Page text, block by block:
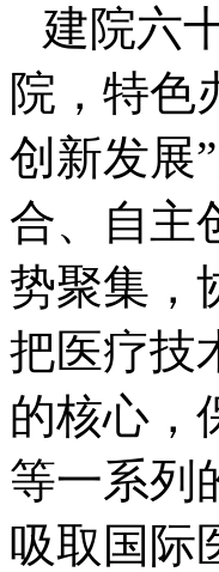
建院六
院，特色
创新发展
合、自主
势聚集，
把医疗技
的核心，
等一系列
吸取国际